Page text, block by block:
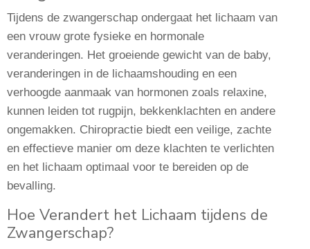
Tijdens de zwangerschap ondergaat het lichaam van
een vrouw grote fysieke en hormonale
veranderingen. Het groeiende gewicht van de baby,
veranderingen in de lichaamshouding en een
verhoogde aanmaak van hormonen zoals relaxine,
kunnen leiden tot rugpijn, bekkenklachten en andere
ongemakken. Chiropractie biedt een veilige, zachte
en effectieve manier om deze klachten te verlichten
en het lichaam optimaal voor te bereiden op de
bevalling.
Hoe Verandert het Lichaam tijdens de
Zwangerschap?